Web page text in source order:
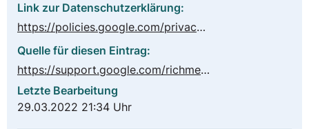
Link zur Datenschutzerklärung:
https://policies.google.com/privacy?hl=de
Quelle für diesen Eintrag:
https://support.google.com/richmedia/answer/2389093?hl=de
Letzte Bearbeitung
29.03.2022 21:34 Uhr